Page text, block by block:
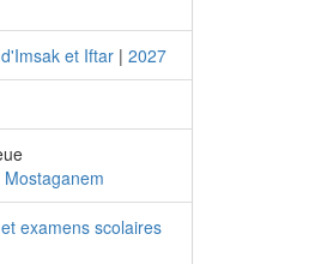
et Iftar | 2027
examens scolaires